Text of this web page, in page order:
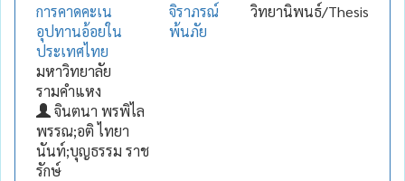
การคาดคะเน
อุปทานอ้อยใน
ประเทศไทย
มหาวิทยาลัย
รามคำแหง
จินตนา พรพิไล
พรรณ;อติ ไทยา
นันท์;บุญธรรม ราช
รักษ์
จิราภรณ์
พ้นภัย
วิทยานิพนธ์/Thesis